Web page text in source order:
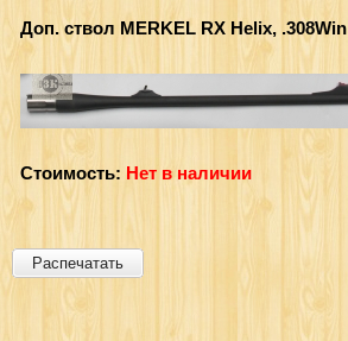
Доп. ствол MERKEL RX Helix, .308Win
Стоимость:Нет в наличии
Распечатать